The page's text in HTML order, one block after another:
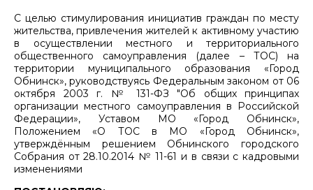
С целью стимулирования инициатив граждан по месту
жительства, привлечения жителей к активному участию
в осуществлении местного и территориального
общественного самоуправления (далее – ТОС) на
территории муниципального образования «Город
Обнинск», руководствуясь Федеральным законом от 06
октября 2003 г. № 131-ФЗ "Об общих принципах
организации местного самоуправления в Российской
Федерации», Уставом МО «Город Обнинск»,
Положением «О ТОС в МО «Город Обнинск»,
утверждённым решением Обнинского городского
Собрания от 28.10.2014 № 11-61 и в связи с кадровыми
изменениями